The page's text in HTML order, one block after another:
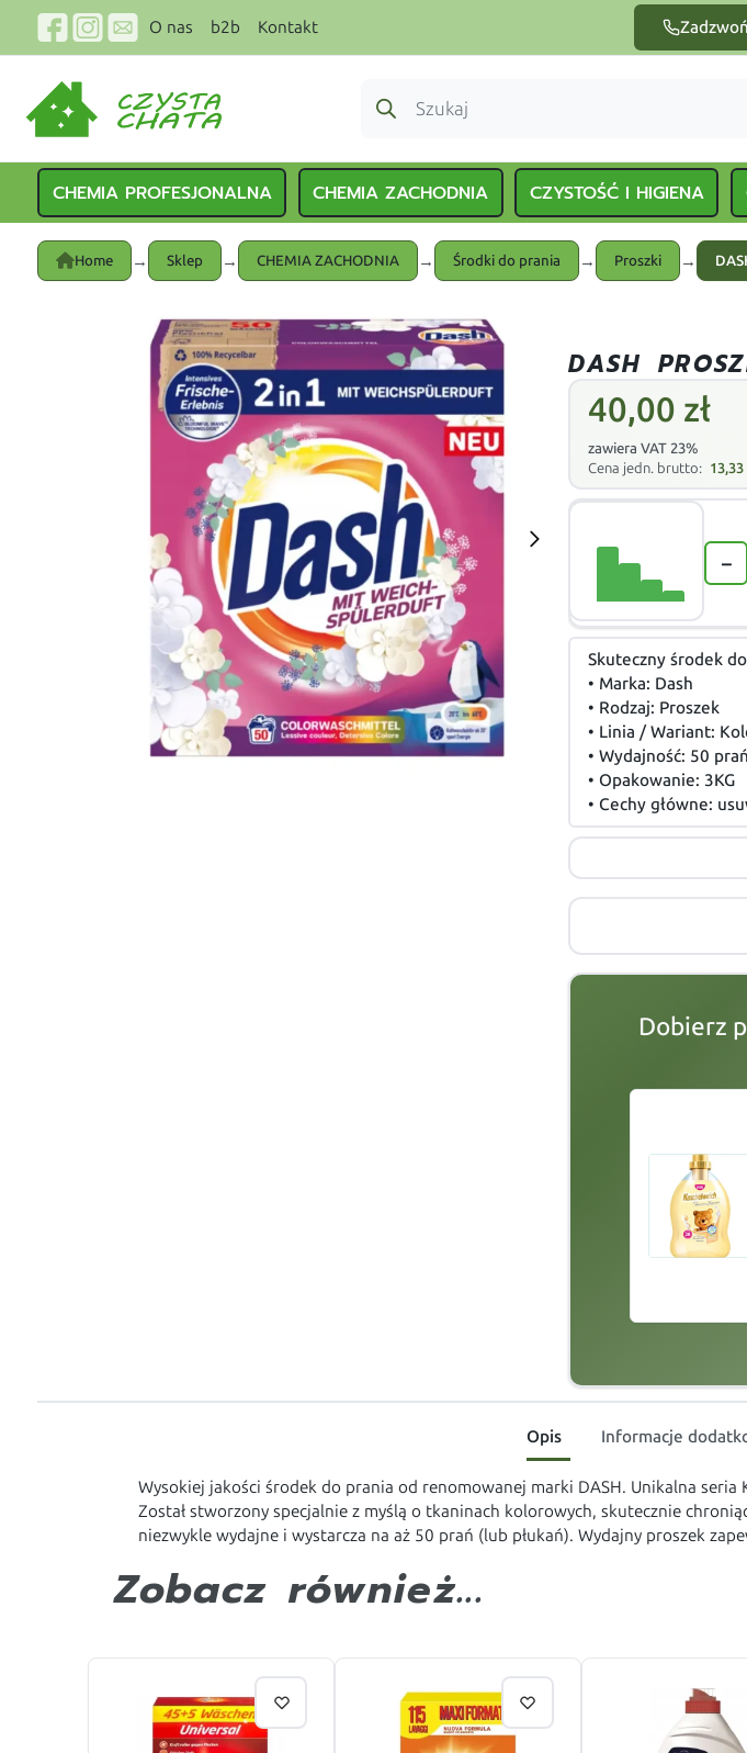
O nas b2b Kontakt Zadzwoń
CHEMIA PROFESJONALNA CHEMIA ZACHODNIA CZYSTOŚĆ I HIGIENA
Home → Sklep → CHEMIA ZACHODNIA → Środki do prania → Proszki →
DASH
40,00 zł
zawiera VAT 23%
Cena jedn. brutto: 13,33
−
Skuteczny środek
• Marka: Dash
• Rodzaj: Proszek
• Linia / Wariant:
• Wydajność: 50
• Opakowanie: 3KG
• Cechy główne:
Dobierz
slide
Opis Informacje
Wysokiej jakości środek do prania od renomowanej marki DASH. Unikalna
Został stworzony specjalnie z myślą o tkaninach kolorowych, skutecznie
niezwykle wydajne i wystarcza na aż 50 prań (lub płukań). Wydajny proszek
Zobacz również...